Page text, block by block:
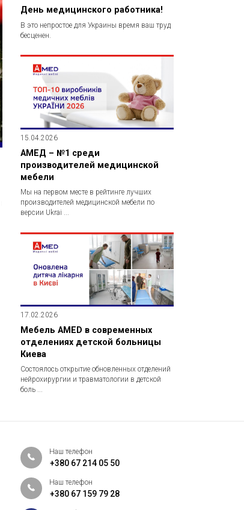
День медицинского работника!
В это непростое для Украины время ваш труд
бесценен.
15.04.2026
АМЕД – №1 среди
производителей медицинской
мебели
Мы на первом месте в рейтинге лучших
производителей медицинской мебели по
версии Ukrai ...
17.02.2026
Мебель AMED в современных
отделениях детской больницы
Киева
Состоялось открытие обновленных отделений
нейрохирургии и травматологии в детской
боль ...
Наш телефон
+380 67 214 05 50
Наш телефон
+380 67 159 79 28